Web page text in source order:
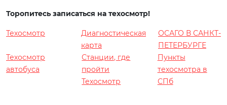
Торопитесь записаться на техосмотр!
Техосмотр
Диагностическая
карта
ОСАГО В САНКТ-
ПЕТЕРБУРГЕ
Техосмотр
автобуса
Станции, где
пройти
Техосмотр
Пункты
техосмотра в
СПб